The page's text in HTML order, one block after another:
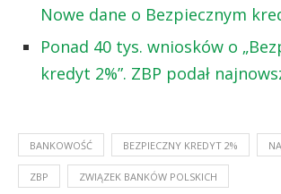
Nowe dane o Bezpiecznym
Ponad 40 tys. wniosków o
kredyt 2%”. ZBP podał
BANKOWOŚĆ BEZPIECZNY KREDYT 2%
ZBP ZWIĄZEK BANKÓW POLSKICH